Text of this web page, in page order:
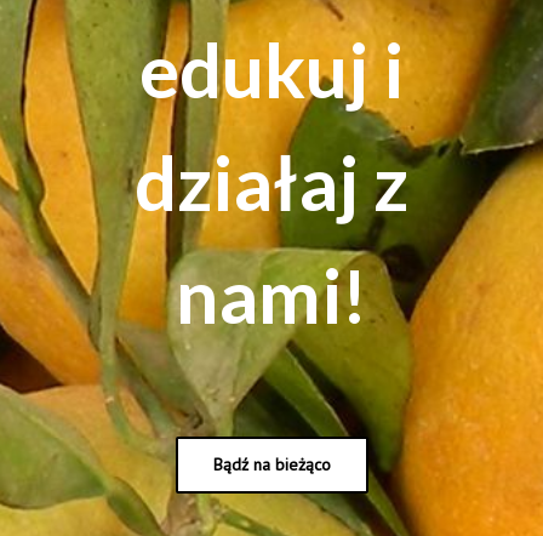
edukuj i
działaj z
nami!
Bądź na bieżąco